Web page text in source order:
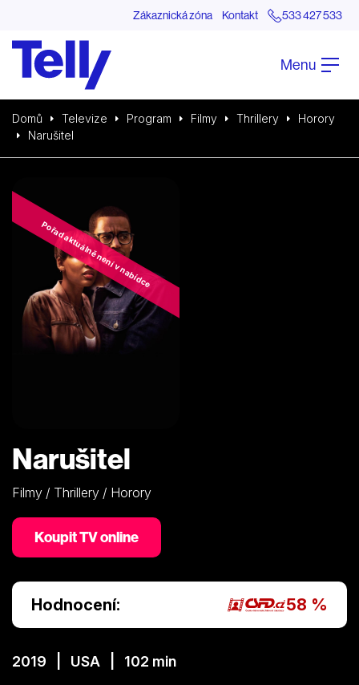
Zákaznická zóna Kontakt 533 427 533
Menu
Domů Televize Program Filmy Thrillery
Horory
Narušitel
Pořad aktuálně není v nabídce
Narušitel
Filmy / Thrillery / Horory
Koupit TV online
Hodnocení: 58 %
2019 | USA | 102 min